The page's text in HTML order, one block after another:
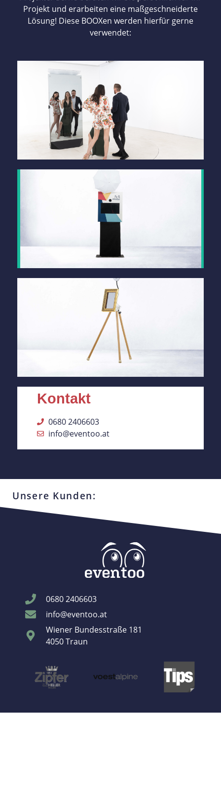
Projekt und erarbeiten eine maßgeschneiderte
Lösung! Diese BOOXen werden hierfür gerne
verwendet:
spiegelBOOX XXL
Fotografierender Riesenspiegel sorgt für
Glamour
mehr Infos
fotoBOOX
Unser vielseitiges Standard-Modell
mehr Infos
iPadBOOX
Die kleinste Lösung, auch zum Einbau!
mehr Infos
Kontakt
0680 2406603
info@eventoo.at
Unsere Kunden:
0680 2406603
info@eventoo.at
Wiener Bundesstraße 181
4050 Traun